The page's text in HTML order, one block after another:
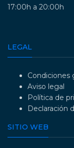
17:00h a 20:00h
LEGAL
Condiciones
Aviso legal
Política de
Declaración
SITIO WEB